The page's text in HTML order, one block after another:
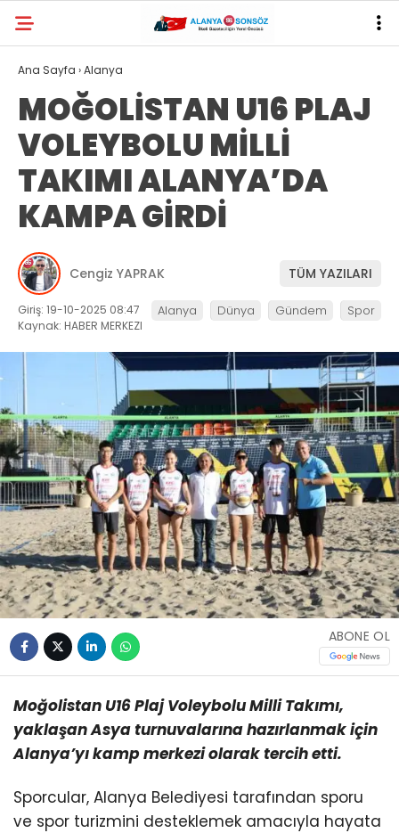
Ana Sayfa ›Alanya
MOĞOLİSTAN U16 PLAJ
VOLEYBOLU MİLLİ
TAKIMI ALANYA’DA
KAMPA GİRDİ
Cengiz YAPRAK TÜM YAZILARI
Giriş: 19-10-2025 08:47
Kaynak: HABER MERKEZI
Alanya Dünya Gündem Spor
ABONE OL
Moğolistan U16 Plaj Voleybolu Milli Takımı,
yaklaşan Asya turnuvalarına hazırlanmak için
Alanya’yı kamp merkezi olarak tercih etti.
Sporcular, Alanya Belediyesi tarafından sporu
ve spor turizmini desteklemek amacıyla hayata